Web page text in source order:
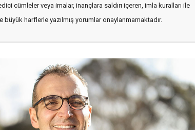
cümleler veya imalar, inançlara saldırı içeren, imla kuralları ile
büyük harflerle yazılmış yorumlar onaylanmamaktadır.